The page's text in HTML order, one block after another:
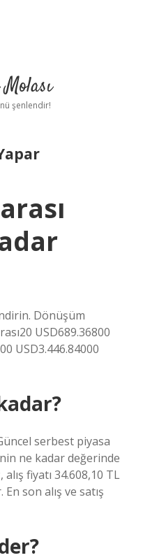
şenlendir!
Dönüşüm
USD689.36800
USD3.446.84000
serbest piyasa
ne kadar değerinde
fiyatı 34.608,10 TL
En son alış ve satış